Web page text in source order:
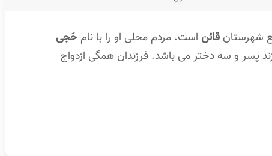
شهرستان قائن است. مردم محلی او را با نام حَجی
و دارای یک فرزند پسر و سه دختر می باشد. فرزندان همگی ازدواج